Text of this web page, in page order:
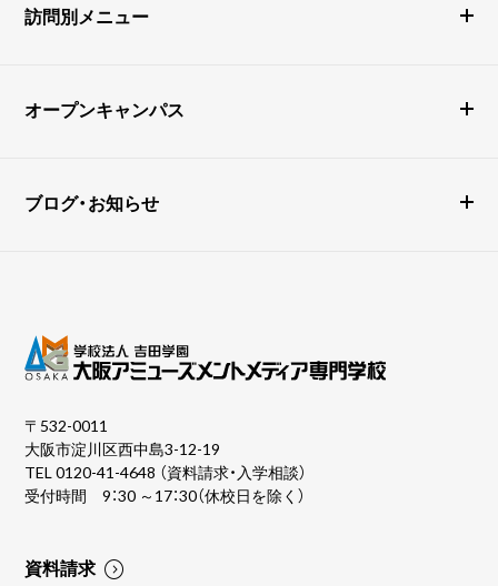
訪問別メニュー
オープンキャンパス
ブログ・お知らせ
〒532-0011
大阪市淀川区西中島3-12-19
TEL0120-41-4648 （資料請求・入学相談）
受付時間 9：30 ～17：30（休校日を除く）
資料請求